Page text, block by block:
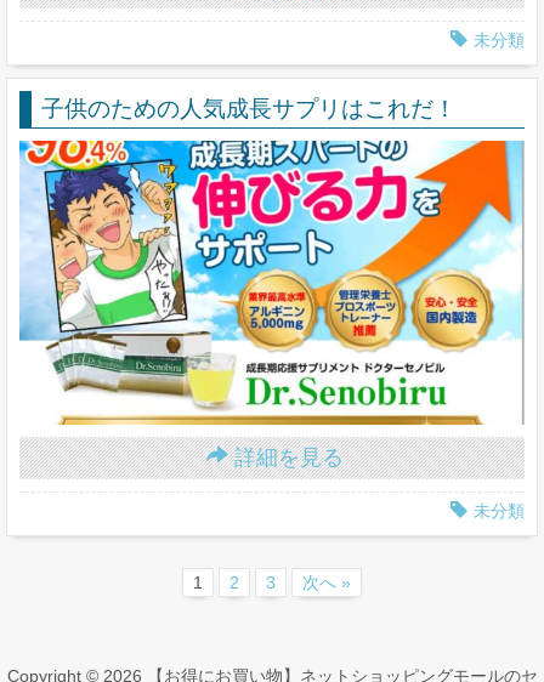
未分類
子供のための人気成長サプリはこれだ！
詳細を見る
未分類
1 2 3 次へ »
Copyright © 2026 【お得にお買い物】ネットショッピングモールのセ